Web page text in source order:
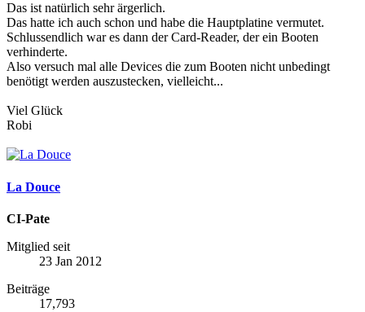
Das ist natürlich sehr ärgerlich.
Das hatte ich auch schon und habe die Hauptplatine vermutet.
Schlussendlich war es dann der Card-Reader, der ein Booten
verhinderte.
Also versuch mal alle Devices die zum Booten nicht unbedingt
benötigt werden auszustecken, vielleicht...
Viel Glück
Robi
La Douce
CI-Pate
Mitglied seit
23 Jan 2012
Beiträge
17,793